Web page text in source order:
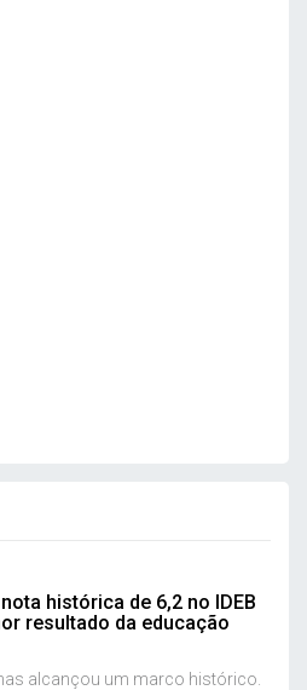
histórica de 6,2 no IDEB
resultado da educação
alcançou um marco histórico.